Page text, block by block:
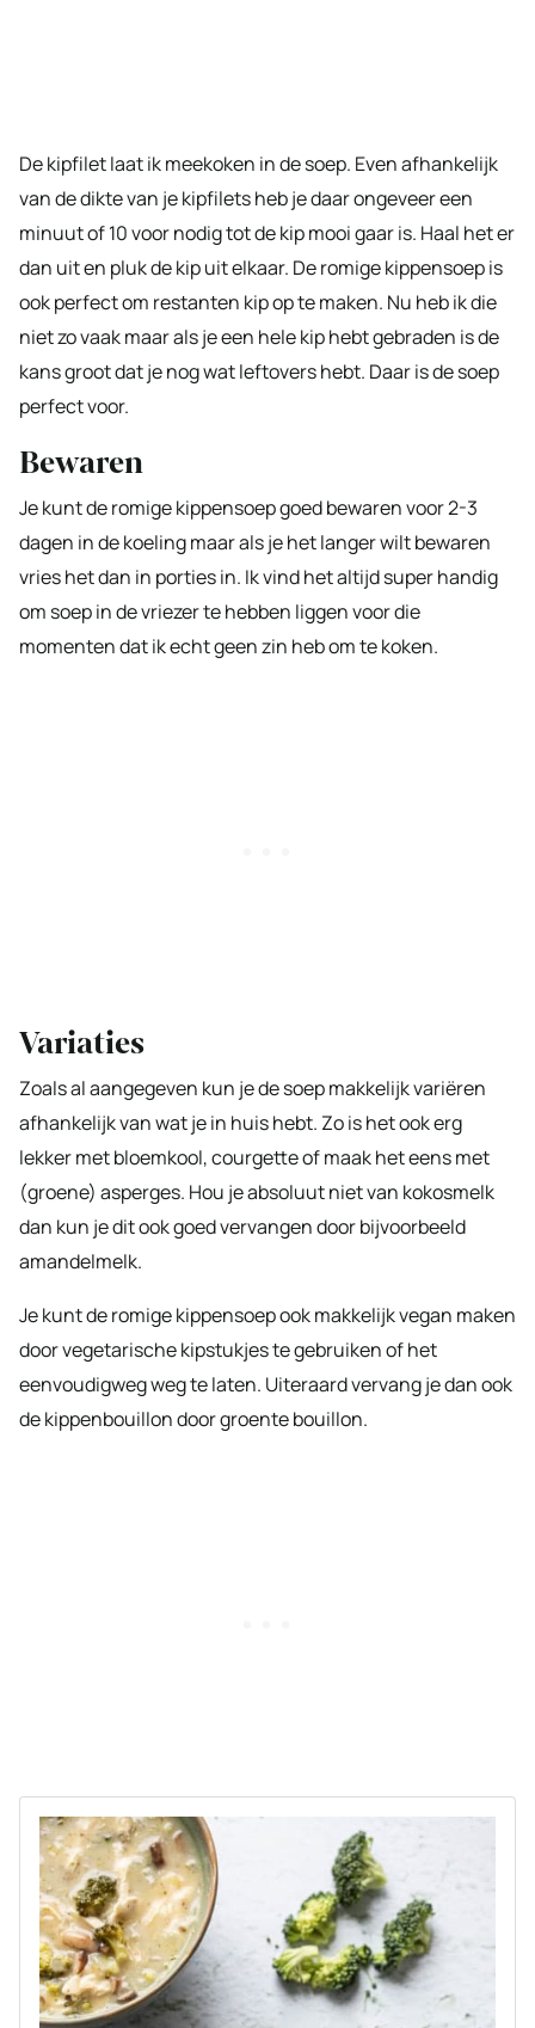
De kipfilet laat ik meekoken in de soep. Even afhankelijk
van de dikte van je kipfilets heb je daar ongeveer een
minuut of 10 voor nodig tot de kip mooi gaar is. Haal het er
dan uit en pluk de kip uit elkaar. De romige kippensoep is
ook perfect om restanten kip op te maken. Nu heb ik die
niet zo vaak maar als je een hele kip hebt gebraden is de
kans groot dat je nog wat leftovers hebt. Daar is de soep
perfect voor.
Bewaren
Je kunt de romige kippensoep goed bewaren voor 2-3
dagen in de koeling maar als je het langer wilt bewaren
vries het dan in porties in. Ik vind het altijd super handig
om soep in de vriezer te hebben liggen voor die
momenten dat ik echt geen zin heb om te koken.
Variaties
Zoals al aangegeven kun je de soep makkelijk variëren
afhankelijk van wat je in huis hebt. Zo is het ook erg
lekker met bloemkool, courgette of maak het eens met
(groene) asperges. Hou je absoluut niet van kokosmelk
dan kun je dit ook goed vervangen door bijvoorbeeld
amandelmelk.
Je kunt de romige kippensoep ook makkelijk vegan maken
door vegetarische kipstukjes te gebruiken of het
eenvoudigweg weg te laten. Uiteraard vervang je dan ook
de kippenbouillon door groente bouillon.